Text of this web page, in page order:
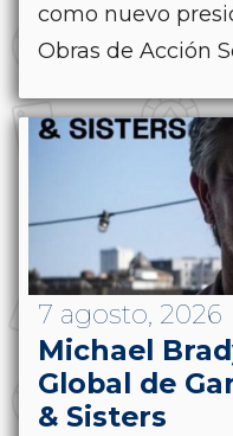
como nuevo
Obras de Acción
7 agosto, 2026
Michael
Global de
& Sisters